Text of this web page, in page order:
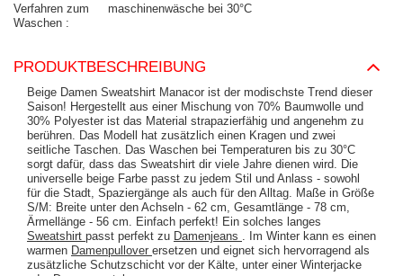
Verfahren zum
Waschen
maschinenwäsche bei 30°C
PRODUKTBESCHREIBUNG
Beige Damen Sweatshirt Manacor ist der modischste Trend dieser
Saison! Hergestellt aus einer Mischung von 70% Baumwolle und
30% Polyester ist das Material strapazierfähig und angenehm zu
berühren. Das Modell hat zusätzlich einen Kragen und zwei
seitliche Taschen. Das Waschen bei Temperaturen bis zu 30°C
sorgt dafür, dass das Sweatshirt dir viele Jahre dienen wird. Die
universelle beige Farbe passt zu jedem Stil und Anlass - sowohl
für die Stadt, Spaziergänge als auch für den Alltag. Maße in Größe
S/M: Breite unter den Achseln - 62 cm, Gesamtlänge - 78 cm,
Ärmellänge - 56 cm. Einfach perfekt! Ein solches langes
Sweatshirt passt perfekt zu Damenjeans
. Im Winter kann es einen
warmen Damenpullover ersetzen und eignet sich hervorragend als
zusätzliche Schutzschicht vor der Kälte, unter einer Winterjacke